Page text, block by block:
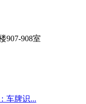
907-908室
车牌识...